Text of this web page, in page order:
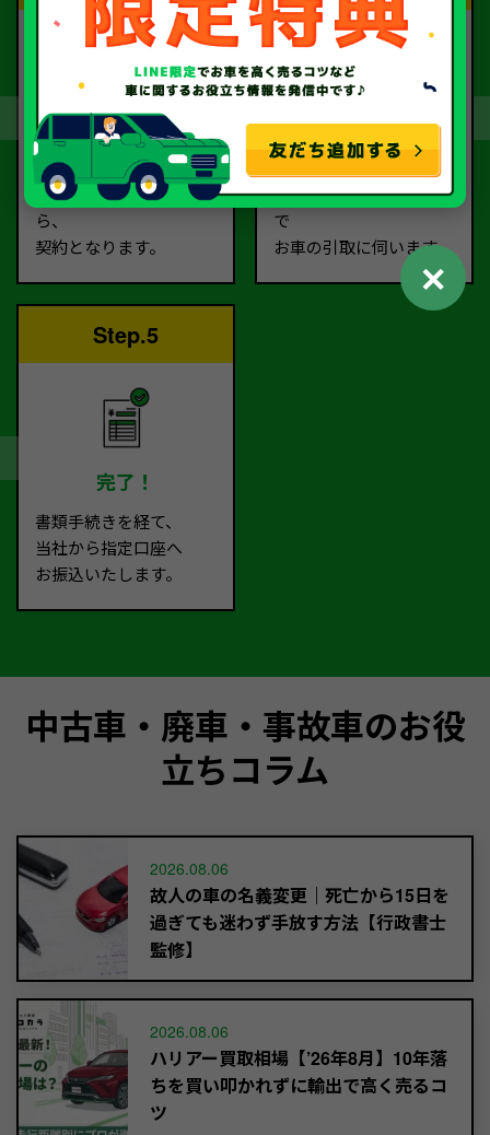
契約
査定額に
ご納得いただけました
ら、
契約となります。
お引取り
ご指定いただいた場所ま
で
お車の引取に伺います。
Step.5
完了！
書類手続きを経て、
当社から指定口座へ
お振込いたします。
中古車・廃車・事故車のお役
立ちコラム
2026.08.06
故人の車の名義変更｜死亡から15日を
過ぎても迷わず手放す方法【行政書士
監修】
2026.08.06
ハリアー買取相場【’26年8月】10年落
ちを買い叩かれずに輸出で高く売るコ
ツ
✕